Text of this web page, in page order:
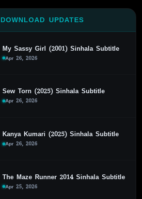
DOWNLOAD UPDATES
My Sassy Girl (2001) Sinhala Subtitle
Apr 26, 2026
Sew Torn (2025) Sinhala Subtitle
Apr 26, 2026
Kanya Kumari (2025) Sinhala Subtitle
Apr 26, 2026
The Maze Runner 2014 Sinhala Subtitle
Apr 25, 2026